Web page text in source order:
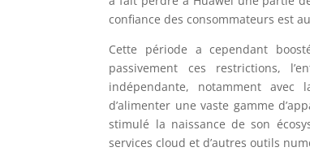
confiance des consommateurs est
Cette période a cependant
passivement ces restrictions,
indépendante, notamment avec
d’alimenter une vaste gamme
stimulé la naissance de son
services cloud et d’autres outils